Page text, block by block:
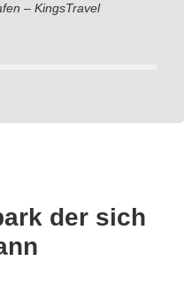
– KingsTravel
der sich